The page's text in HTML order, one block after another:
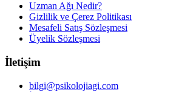
Uzman Ağı Nedir?
Gizlilik ve Çerez Politikası
Mesafeli Satış Sözleşmesi
Üyelik Sözleşmesi
İletişim
bilgi@psikolojiagi.com